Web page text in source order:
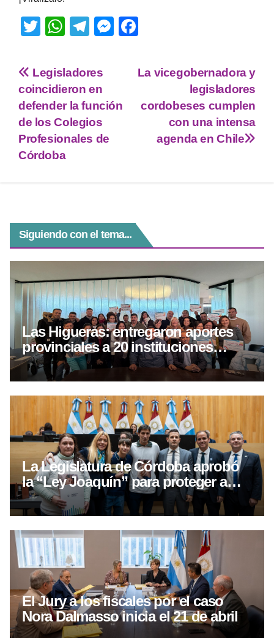
T
tt
er
W
at
s
A
p
p
T
e
gr
a
m
M
n
c
b
La vicegobernadora y
legisladores
cordobeses cumplen
con una intensa
agenda en Chile
Legisladores
coincidieron en
defender la función
de los Colegios
Profesionales de
Córdoba
Siguiendo con el tema...
Las Higueras: entregaron aportes
provinciales a 20 instituciones
locales
La Legislatura de Córdoba aprobó
la “Ley Joaquín” para proteger a
víctimas de delitos
El Jury a los fiscales por el caso
Nora Dalmasso inicia el 21 de abril